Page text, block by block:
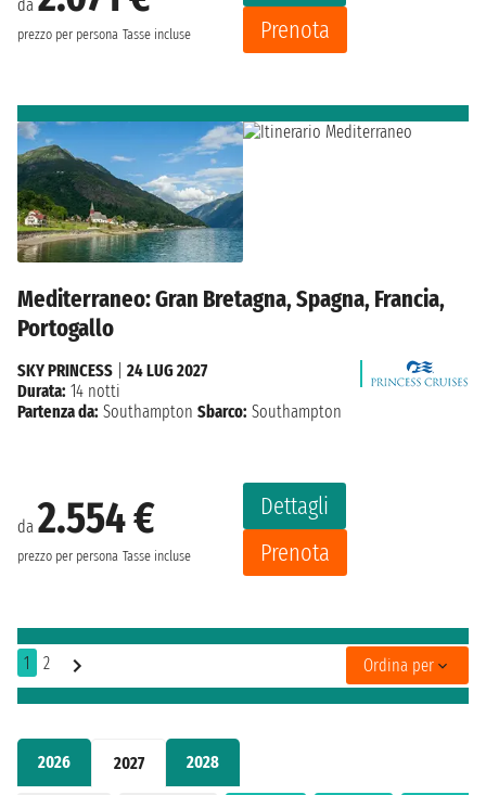
2026 2027 2028
da
prezzo per persona Tasse incluse
Prenota
Mediterraneo: Gran Bretagna, Spagna, Francia,
Portogallo
da 2.554 €
prezzo per persona Tasse incluse
Dettagli
Prenota
SKY PRINCESS
24 LUG 2027
Durata: 14 notti
Partenza da: Southampton Sbarco: Southampton
1 2 Ordina per